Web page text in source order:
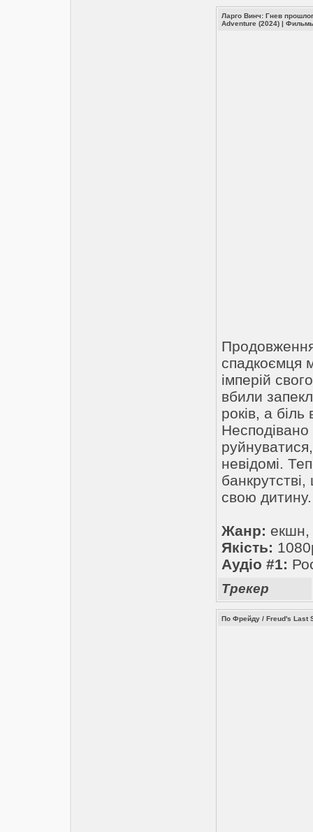
Ларго Винч: Гнев
Adventure (2024) |
спадкоємця
імперій
вбили
років, а
невідомі.
свою дитину.
Жанр: екшн,
Якість:
Аудіо #1:
Трекер
По Фрейду / Freud's Last